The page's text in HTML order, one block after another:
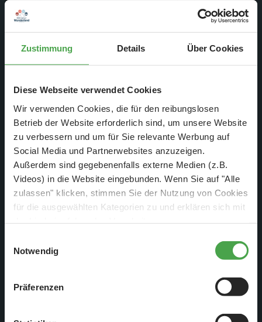
Zustimmung Details Über Cookies
Diese Webseite verwendet Cookies
Wir verwenden Cookies, die für den reibungslosen
Betrieb der Website erforderlich sind, um unsere Website
zu verbessern und um für Sie relevante Werbung auf
Social Media und Partnerwebsites anzuzeigen.
Außerdem sind gegebenenfalls externe Medien (z.B.
Videos) in die Website eingebunden. Wenn Sie auf "Alle
zulassen" klicken, stimmen Sie der Nutzung von Cookies
für die ausgewählten Kategorien zu und erklären sich mit
diese Einstellungen jederzeit über die Schaltfläche
zustimmen, beschränken wir uns auf die technisch
notwendigen Cookies. Weitere Informationen finden Sie in
Notwendig
Präferenzen
Wer nun dachte, dass wir uns entspannt zurück legen um
uns von dem anstrengenden Bau des Flughafen zu erholen,
irrte gewaltig. Direkt nach der Eröffnung des Flughafens
wurde mit Reparaturen und Modernisierungen an der
bestehenden Anlage begonnen. Eine der größten Baustellen
war das Wasserbecken im Skandinavien Abschnitt, welches
nach fast 6 Jahren Dauerbetrieb generalüberholt werden
musste.